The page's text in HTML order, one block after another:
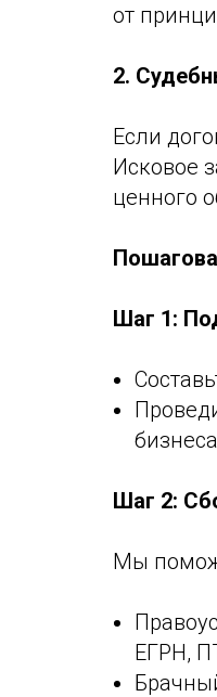
от
2.
Если
Исковое
ценного
Шаг 1:
Шаг 2:
Мы
ЕГРН,